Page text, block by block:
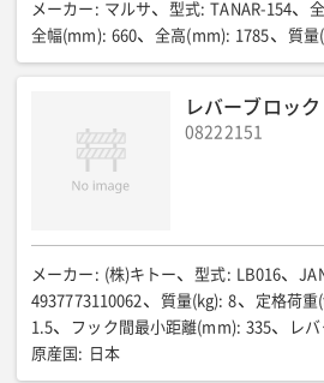
メーカー : マルサ 型式: TANAR-154
全幅(mm): 660 全高(mm): 1785 質量
レバーブロッ
08222151
メーカー : (株)キトー 型式: LB016
4937773110062
質量(kg): 8 定格荷重
1.5
フック間最小距離(mm): 335 レ
原産国 : 日本